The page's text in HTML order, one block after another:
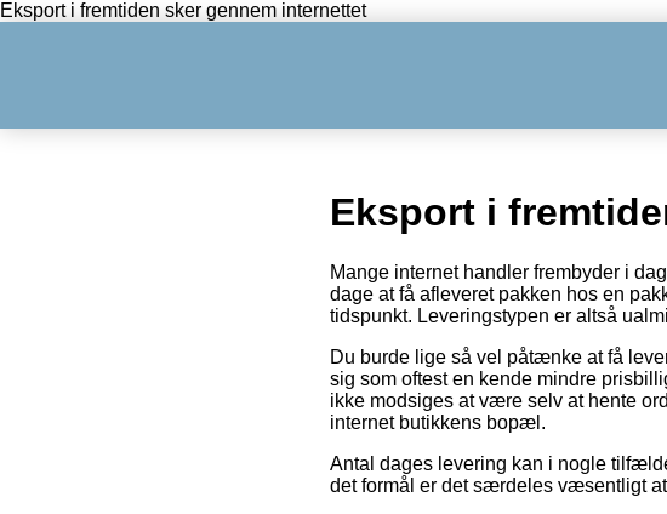
Eksport i fremtiden sker gennem internettet
Eksport i
Mange internet handler frembyder i
dage at få afleveret pakken hos en
tidspunkt. Leveringstypen er altså
Du burde lige så vel påtænke at få
sig som oftest en kende mindre
ikke modsiges at være selv at hente
internet butikkens bopæl.
Antal dages levering kan i nogle
det formål er det særdeles væsentligt